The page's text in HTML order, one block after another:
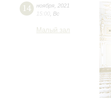
14 ноября 2021
15:00 Вс
Малый зал